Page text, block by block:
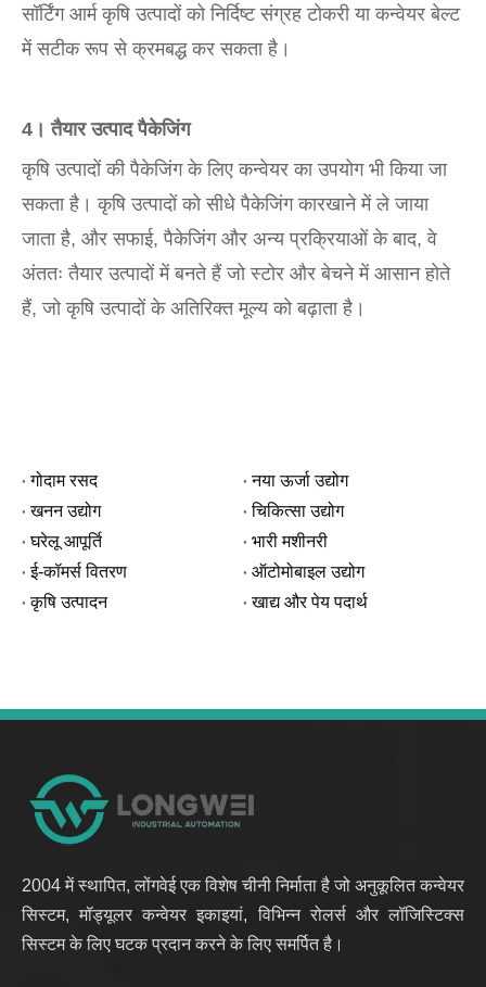
सॉर्टिंग आर्म कृषि उत्पादों को निर्दिष्ट संग्रह टोकरी या कन्वेयर बेल्ट
में सटीक रूप से क्रमबद्ध कर सकता है।
4। तैयार उत्पाद पैकेजिंग
कृषि उत्पादों की पैकेजिंग के लिए कन्वेयर का उपयोग भी किया जा
सकता है। कृषि उत्पादों को सीधे पैकेजिंग कारखाने में ले जाया
जाता है, और सफाई, पैकेजिंग और अन्य प्रक्रियाओं के बाद, वे
अंततः तैयार उत्पादों में बनते हैं जो स्टोर और बेचने में आसान होते
हैं, जो कृषि उत्पादों के अतिरिक्त मूल्य को बढ़ाता है।
गोदाम रसद
नया ऊर्जा उद्योग
खनन उद्योग
चिकित्सा उद्योग
घरेलू आपूर्ति
भारी मशीनरी
ई-कॉमर्स वितरण
ऑटोमोबाइल उद्योग
कृषि उत्पादन
खाद्य और पेय पदार्थ
2004 में स्थापित, लोंगवेई एक विशेष चीनी निर्माता है जो अनुकूलित कन्वेयर
सिस्टम, मॉड्यूलर कन्वेयर इकाइयां, विभिन्न रोलर्स और लॉजिस्टिक्स
सिस्टम के लिए घटक प्रदान करने के लिए समर्पित है।